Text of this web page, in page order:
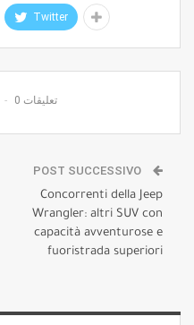
Twitter
0 تعليقات
POST SUCCESSIVO
Concorrenti della Jeep
Wrangler: altri SUV con
capacità avventurose e
fuoristrada superiori